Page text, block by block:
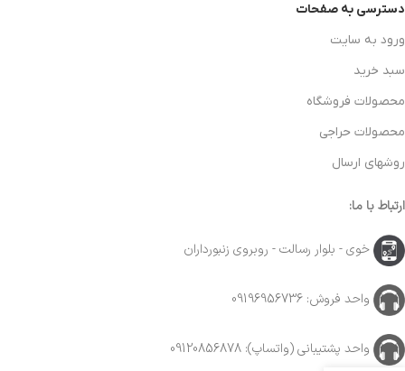
دسترسی به صفحات
ورود به سایت
سبد خرید
محصولات فروشگاه
محصولات حراجی
روشهای ارسال
ارتباط با ما:
خوی - بلوار رسالت - روبروی زنبورداران
واحد فروش: 09196956736
واحد پشتیبانی (واتساپ): 09120856878